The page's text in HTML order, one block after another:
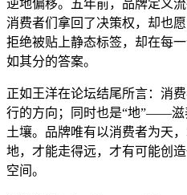
逆地偏移。五年前，品牌定义
消费者们拿回了决策权，却也
拒绝被贴上静态标签，却在每
如其分的答案。
正如王洋在论坛结尾所言：消
行的方向；同时也是“地”——滋
土壤。品牌唯有以消费者为天
地，才能走得远，才有可能创
空间。